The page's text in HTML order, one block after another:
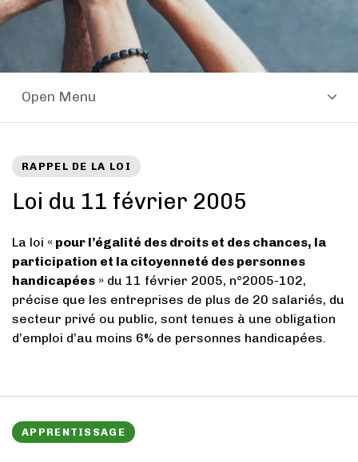
Open Menu
RAPPEL DE LA LOI
Loi du 11 février 2005
La loi « pour l’égalité des droits et des chances, la
participation et la citoyenneté des personnes
handicapées » du 11 février 2005, n°2005-102,
précise que les entreprises de plus de 20 salariés, du
secteur privé ou public, sont tenues à une obligation
d’emploi d’au moins 6% de personnes handicapées.
APPRENTISSAGE